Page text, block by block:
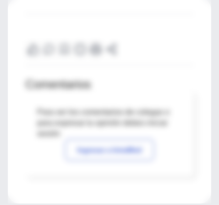
Comentarios
Para ver los comentarios de colegas o
Ingresar a IntraMed